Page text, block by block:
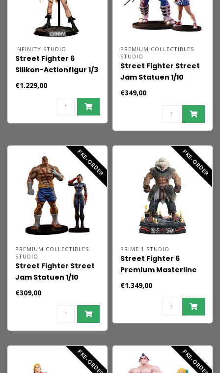
INFINITY STUDIO
Street Fighter 6
Silikon-Actionfigur 1/3
Cammy 65 cm
€1.229,00
PREMIUM COLLECTIBLES
STUDIO
Street Fighter Street
Jam Statuen 1/10
Sakura & Sodom 22
€349,00
PRE-ORDER
PREMIUM COLLECTIBLES
STUDIO
Street Fighter Street
Jam Statuen 1/10
Sagat & Juli 24 cm
€309,00
PRE-ORDER
PRIME 1 STUDIO
Street Fighter 6
Premium Masterline
Series Statue 1/4
Akuma
Standardversion 60
€1.349,00
PRE-ORDER PRE-ORDER